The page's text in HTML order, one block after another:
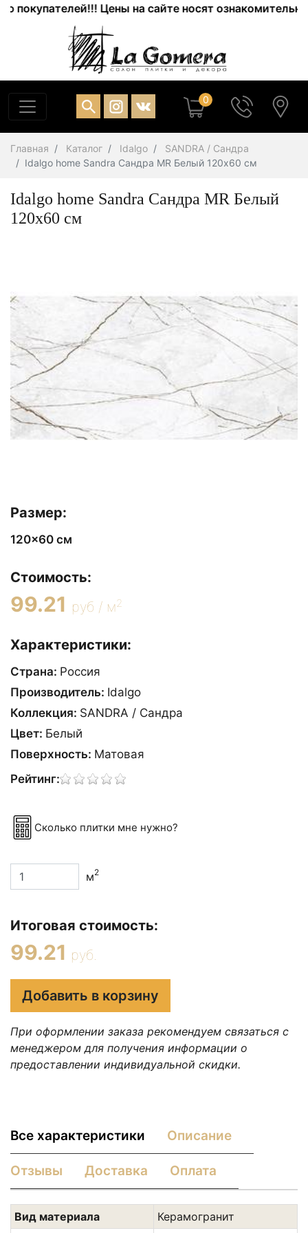
Цены на сайте носят ознакомительный
0
Главная Каталог Idalgo
SANDRA / Сандра
Idalgo home Sandra Сандра MR Белый 120x60 см
Idalgo home Sandra Сандра MR Белый
120x60 см
Размер:
120x60 см
Стоимость:
99.21 руб / м2
Характеристики:
Страна: Россия
Производитель: Idalgo
Коллекция: SANDRA / Сандра
Цвет: Белый
Поверхность: Матовая
Рейтинг:
Сколько плитки мне нужно?
м2
Итоговая стоимость:
99.21 руб.
Добавить в корзину
При оформлении заказа рекомендуем связаться с
менеджером для получения информации о
предоставлении индивидуальной скидки.
Все характеристики Описание
Отзывы Доставка Оплата
Вид материала Керамогранит